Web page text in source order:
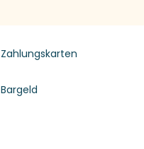
Zahlungskarten
Bargeld